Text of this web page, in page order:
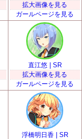
拡大画像を見る
ガールページを見る
直江悠 | SR
拡大画像を見る
ガールページを見る
浮橋明日香 | SR